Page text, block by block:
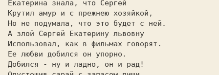
Екатерина знала, что Сергей
Крутил амур и с прежнею хозяйкой,
Но не подумала, что это будет с ней.
А злой Сергей Екатерину львовну
Использовал, как в фильмах говорят.
Ее любви добился он упорно.
Добился - ну и ладно, он и рад!